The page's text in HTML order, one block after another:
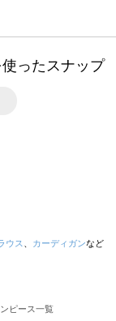
ったスナップ
ウス カーディガンなど
ピース一覧